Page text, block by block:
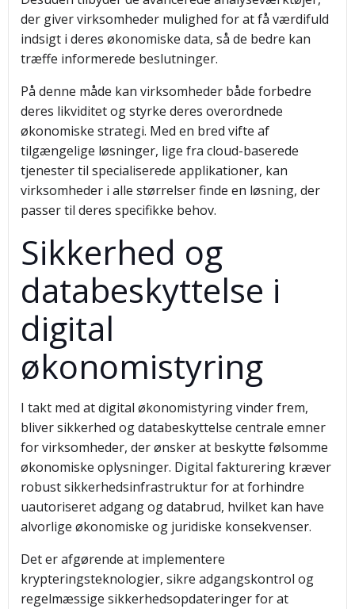
der giver virksomheder mulighed for at få værdifuld
indsigt i deres økonomiske data, så de bedre kan
træffe informerede beslutninger.
På denne måde kan virksomheder både forbedre
deres likviditet og styrke deres overordnede
økonomiske strategi. Med en bred vifte af
tilgængelige løsninger, lige fra cloud-baserede
tjenester til specialiserede applikationer, kan
virksomheder i alle størrelser finde en løsning, der
passer til deres specifikke behov.
Sikkerhed og
databeskyttelse i
digital
økonomistyring
I takt med at digital økonomistyring vinder frem,
bliver sikkerhed og databeskyttelse centrale emner
for virksomheder, der ønsker at beskytte følsomme
økonomiske oplysninger. Digital fakturering kræver
robust sikkerhedsinfrastruktur for at forhindre
uautoriseret adgang og databrud, hvilket kan have
alvorlige økonomiske og juridiske konsekvenser.
Det er afgørende at implementere
krypteringsteknologier, sikre adgangskontrol og
regelmæssige sikkerhedsopdateringer for at